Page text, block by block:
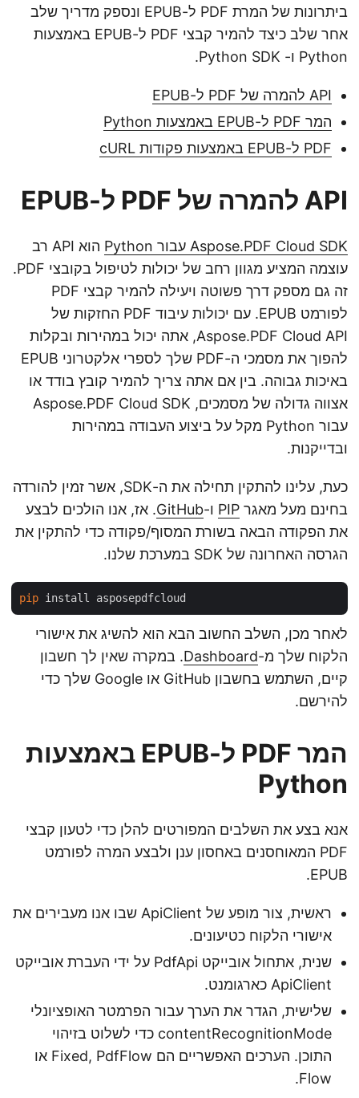
ביתרונות של המרת PDF ל-EPUB ונספק מדריך שלב
אחר שלב כיצד להמיר קבצי PDF ל-EPUB באמצעות
Python ו- Python SDK.
API להמרה של PDF ל-EPUB
המר PDF ל-EPUB באמצעות Python
PDF ל-EPUB באמצעות פקודות cURL
API להמרה של PDF ל-EPUB
Aspose.PDF Cloud SDK עבור Python
הוא API רב
עוצמה המציע מגוון רחב של יכולות לטיפול בקובצי PDF.
זה גם מספק דרך פשוטה ויעילה להמיר קבצי PDF
לפורמט EPUB. עם יכולות עיבוד PDF החזקות של
Aspose.PDF Cloud API, אתה יכול במהירות ובקלות
להפוך את מסמכי ה-PDF שלך לספרי אלקטרוני EPUB
באיכות גבוהה. בין אם אתה צריך להמיר קובץ בודד או
אצווה גדולה של מסמכים, Aspose.PDF Cloud SDK
עבור Python מקל על ביצוע העבודה במהירות
ובדייקנות.
כעת, עלינו להתקין תחילה את ה-SDK, אשר זמין להורדה
בחינם מעל מאגרPIPו-GitHub. אז, אנו הולכים לבצע
את הפקודה הבאה בשורת המסוף/פקודה כדי להתקין את
הגרסה האחרונה של SDK במערכת שלנו.
pip
לאחר מכן, השלב החשוב הבא הוא להשיג את אישורי
הלקוח שלך מ-Dashboard. במקרה שאין לך חשבון
קיים, השתמש בחשבון GitHub או Google שלך כדי
להירשם.
המר PDF ל-EPUB באמצעות
Python
אנא בצע את השלבים המפורטים להלן כדי לטעון קבצי
PDF המאוחסנים באחסון ענן ולבצע המרה לפורמט
EPUB.
ראשית, צור מופע של ApiClient שבו אנו מעבירים את
אישורי הלקוח כטיעונים.
שנית, אתחול אובייקט PdfApi על ידי העברת אובייקט
ApiClient כארגומנט.
שלישית, הגדר את הערך עבור הפרמטר האופציונלי
contentRecognitionMode כדי לשלוט בזיהוי
התוכן. הערכים האפשריים הם Fixed, PdfFlow או
Flow.